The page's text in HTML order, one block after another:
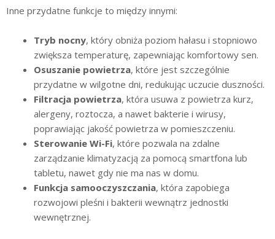
Inne przydatne funkcje to między innymi:
Tryb nocny, który obniża poziom hałasu i stopniowo
zwiększa temperaturę, zapewniając komfortowy sen.
Osuszanie powietrza, które jest szczególnie
przydatne w wilgotne dni, redukując uczucie duszności.
Filtracja powietrza, która usuwa z powietrza kurz,
alergeny, roztocza, a nawet bakterie i wirusy,
poprawiając jakość powietrza w pomieszczeniu.
Sterowanie Wi-Fi, które pozwala na zdalne
zarządzanie klimatyzacją za pomocą smartfona lub
tabletu, nawet gdy nie ma nas w domu.
Funkcja samooczyszczania, która zapobiega
rozwojowi pleśni i bakterii wewnątrz jednostki
wewnętrznej.